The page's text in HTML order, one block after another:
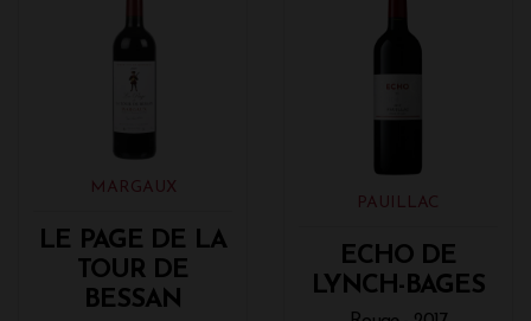
MARGAUX
LE PAGE DE LA
TOUR DE
BESSAN
PAUILLAC
ECHO DE
LYNCH-BAGES